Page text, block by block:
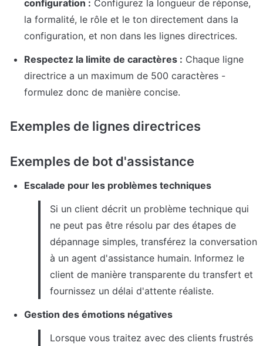
configuration : Configurez la longueur de réponse,
la formalité, le rôle et le ton directement dans la
configuration, et non dans les lignes directrices.
Respectez la limite de caractères : Chaque ligne
directrice a un maximum de 500 caractères -
formulez donc de manière concise.
Exemples de lignes directrices
Exemples de bot d'assistance
Escalade pour les problèmes techniques
Si un client décrit un problème technique qui
ne peut pas être résolu par des étapes de
dépannage simples, transférez la conversation
à un agent d'assistance humain. Informez le
client de manière transparente du transfert et
fournissez un délai d'attente réaliste.
Gestion des émotions négatives
Lorsque vous traitez avec des clients frustrés